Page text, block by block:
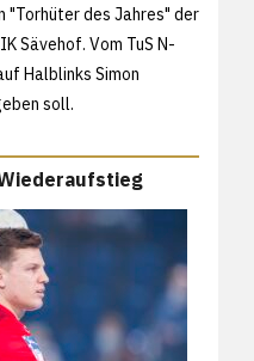
"Torhüter des Jahres" der
Sävehof. Vom TuS N-
Halblinks Simon
soll.